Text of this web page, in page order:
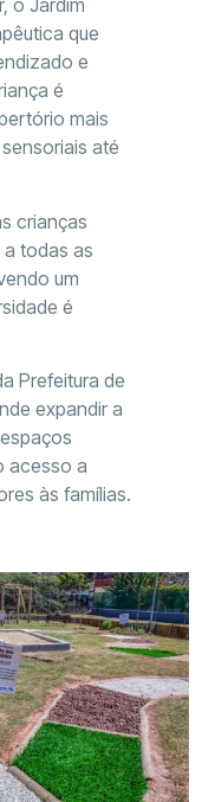
o Jardim
que
e
é
mais
até
crianças
todas as
um
é
Prefeitura de
expandir a
acesso a
às famílias.